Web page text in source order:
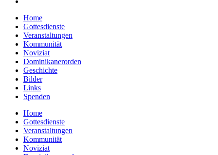
Home
Gottesdienste
Veranstaltungen
Kommunität
Noviziat
Dominikanerorden
Geschichte
Bilder
Links
Spenden
Home
Gottesdienste
Veranstaltungen
Kommunität
Noviziat